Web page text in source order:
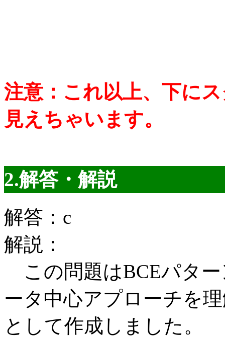
注意：これ以上、下に
見えちゃいます。
2.解答・解説
解答：c
解説：
この問題はBCEパタ
ータ中心アプローチを
として作成しました。